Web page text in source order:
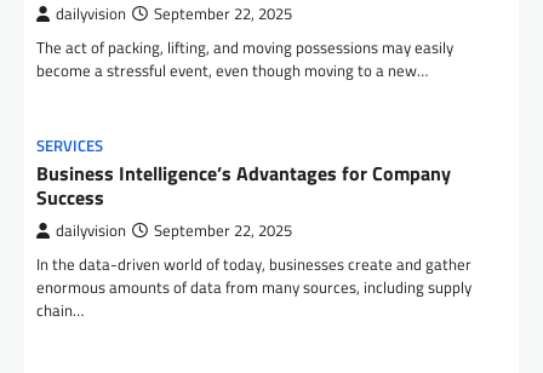
dailyvision September 22, 2025
The act of packing, lifting, and moving possessions may easily
become a stressful event, even though moving to a new…
SERVICES
Business Intelligence’s Advantages for Company
Success
dailyvision September 22, 2025
In the data-driven world of today, businesses create and gather
enormous amounts of data from many sources, including supply
chain…